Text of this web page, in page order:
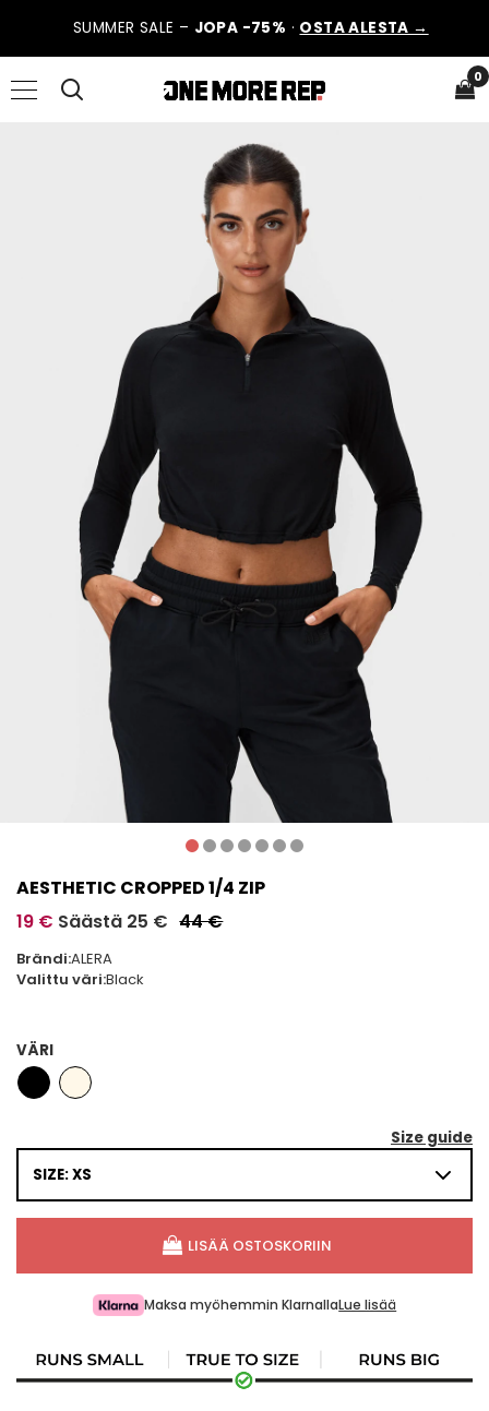
SUMMER SALE – JOPA -75% · OSTA ALESTA →
0
AESTHETIC CROPPED 1/4 ZIP
19 € Säästä 25 € 44 €
Brändi:ALERA
Valittu väri:Black
VÄRI
Size guide
SIZE: XS
LISÄÄ OSTOSKORIIN
Maksa myöhemmin KlarnallaLue lisää